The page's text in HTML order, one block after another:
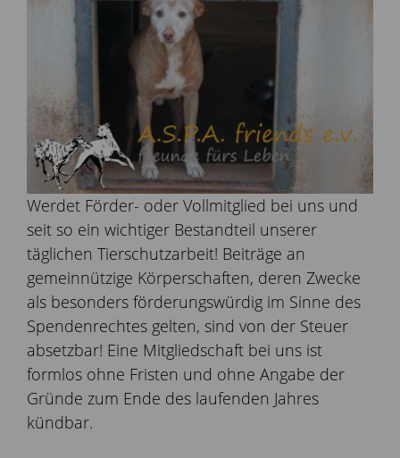
Werdet Förder- oder Vollmitglied bei uns und
seit so ein wichtiger Bestandteil unserer
täglichen Tierschutzarbeit! Beiträge an
gemeinnützige Körperschaften, deren Zwecke
als besonders förderungswürdig im Sinne des
Spendenrechtes gelten, sind von der Steuer
absetzbar! Eine Mitgliedschaft bei uns ist
formlos ohne Fristen und ohne Angabe der
Gründe zum Ende des laufenden Jahres
kündbar.